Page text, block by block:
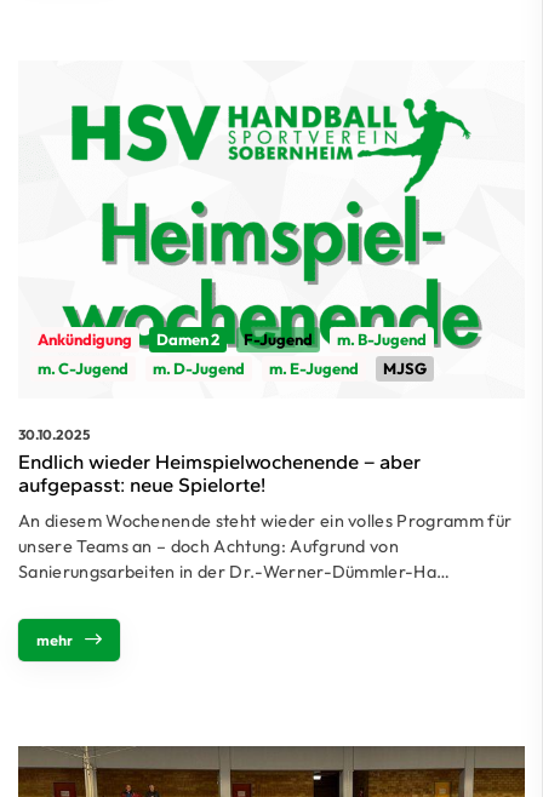
Ankündigung Damen 2 F-Jugend
m. B-Jugend
m. C-Jugend
m. D-Jugend m. E-Jugend MJSG
30.10.2025
Endlich wieder Heimspielwochenende – aber
aufgepasst: neue Spielorte!
An diesem Wochenende steht wieder ein volles Programm für
unsere Teams an – doch Achtung: Aufgrund von
Sanierungsarbeiten in der Dr.-Werner-Dümmler-Ha…
mehr